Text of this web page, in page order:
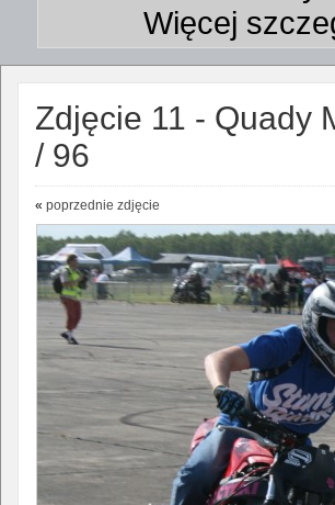
Więcej
Zdjęcie 11 - Quady
/ 96
« poprzednie zdjęcie